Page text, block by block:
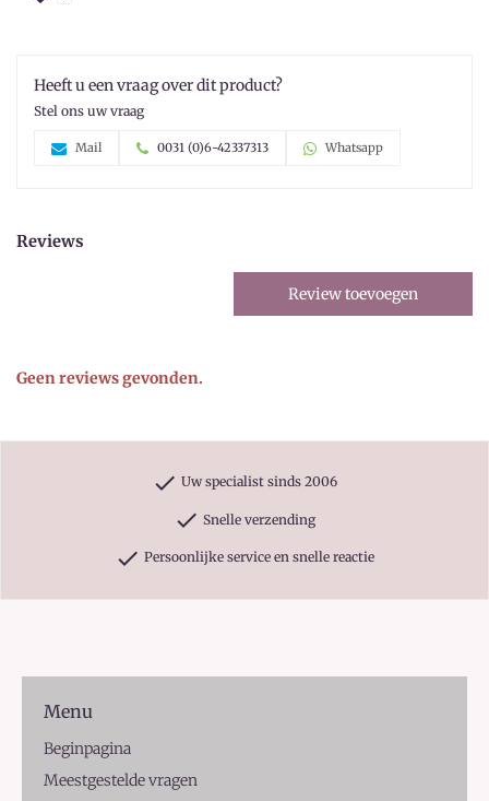
Heeft u een vraag over dit product?
Stel ons uw vraag
Mail 0031 (0)6-42337313 Whatsapp
Reviews
Review toevoegen
Geen reviews gevonden.
check Uw specialist sinds 2006
check Snelle verzending
check Persoonlijke service en snelle reactie
Menu
Beginpagina
Meestgestelde vragen